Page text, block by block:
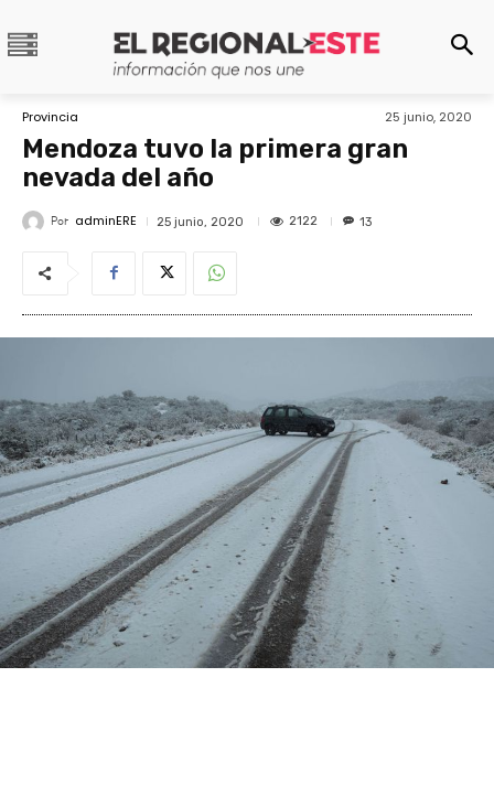
Provincia 25 junio, 2020
Mendoza tuvo la primera gran
nevada del año
Por adminERE 25 junio, 2020 2122 13